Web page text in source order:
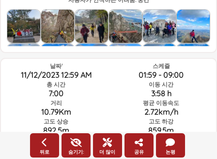
날짜'
11/12/2023 12:59 AM
총 시간
7:00
거리
10.79Km
고도 상승
892.5m
스케쥴
01:59 - 09:00
이동 시간
3:58 h
평균 이동속도
2.72km/h
고도 하강
859.5m
뒤로 숨기기: 더 많이 공유 논평